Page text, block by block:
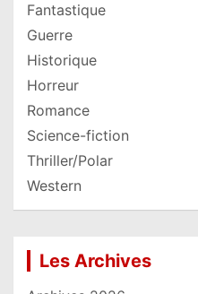
Fantastique
Guerre
Historique
Horreur
Romance
Science-fiction
Thriller/Polar
Western
Les Archives